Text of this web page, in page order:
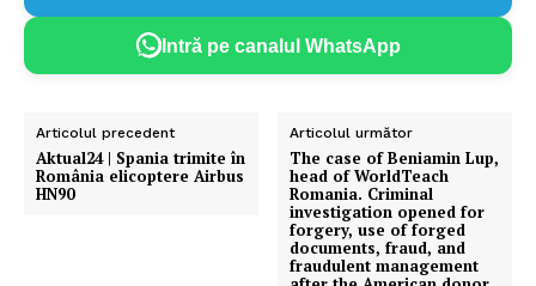
Intră pe canalul WhatsApp
Articolul precedent
Aktual24 | Spania trimite în
România elicoptere Airbus
HN90
Articolul următor
The case of Beniamin Lup,
head of WorldTeach
Romania. Criminal
investigation opened for
forgery, use of forged
documents, fraud, and
fraudulent management